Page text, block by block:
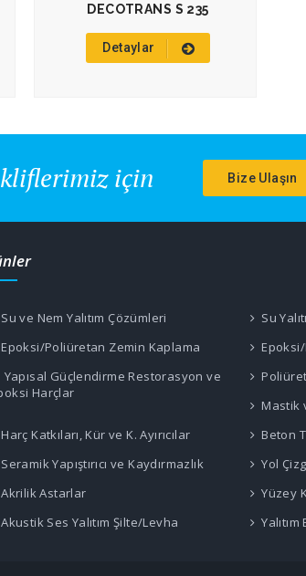
DECOTRANS S 235
Detaylar
için Bize Ulaşın
Su ve Nem Yalıtım Çözümleri
Su
Epoksi/Poliüretan Zemin Kaplama
Yapısal Güçlendirme Restorasyon ve
Harçlar
Mastik
Harç Katkıları, Kür ve K. Ayırıcılar
Beton
Seramik Yapıştırıcı ve Kaydırmazlık
Yol
Akrilik Astarlar
Yüzey
Akustik Ses Yalıtım Şilte/Levha
Yalıtım